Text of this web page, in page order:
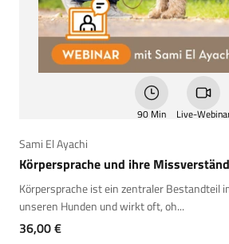
90 Min Live-
Sami El Ayachi
Körpersprache und ihre
Körpersprache ist ein zentraler Bestandteil
unseren Hunden und wirkt oft, oh...
Angebot
36,00 €